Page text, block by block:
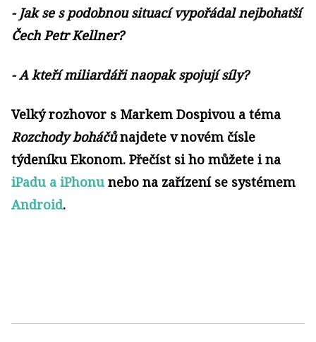
- Jak se s podobnou situací vypořádal nejbohatší
Čech Petr Kellner?
- A kteří miliardáři naopak spojují síly?
Velký rozhovor s Markem Dospivou a téma
Rozchody boháčůnajdete v novém čísle
týdeníku Ekonom. Přečíst si ho můžete i na
iPadu a iPhonu nebo na zařízení se systémem
Android.